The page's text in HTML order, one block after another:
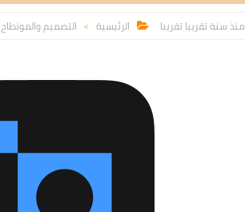
منذ سنة تقريبا تقريبا  الرئيسية > التصميم والمونطاج